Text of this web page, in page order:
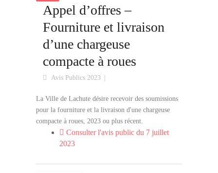
Appel d’offres –
Fourniture et livraison
d’une chargeuse
compacte à roues
Avis Publics 2023
La Ville de Lachute désire recevoir des soumissions
pour la fourniture et la livraison d'une chargeuse
compacte à roues, 2023 ou plus récent.
Consulter l'avis public du 7 juillet
2023